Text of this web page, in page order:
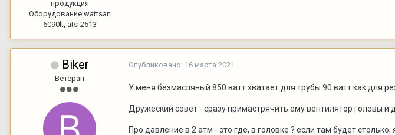
продукция
Оборудование:wattsan
6090lt, ats-2513
Biker
Ветеран
Опубликовано: 16 марта 2021
У меня безмасляный 850 ватт хватает для трубы 90 ватт как для
Дружеский совет - сразу примастрячить ему вентилятор головы и
Про давление в 2 атм - это где, в головке ? если там будет